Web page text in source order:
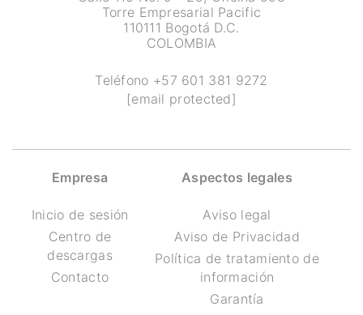
Torre Empresarial Pacific
110111 Bogotá D.C.
COLOMBIA
Teléfono +57 601 381 9272
[email protected]
Empresa
Inicio de sesión
Centro de
descargas
Contacto
Aspectos legales
Aviso legal
Aviso de Privacidad
Política de tratamiento de
información
Garantía